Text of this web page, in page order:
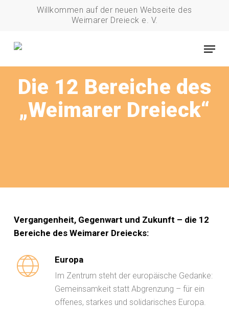
content
Willkommen auf der neuen Webseite des
Weimarer Dreieck e. V.
Menu
Die 12 Bereiche des
„Weimarer Dreieck“
Vergangenheit, Gegenwart und Zukunft – die 12
Bereiche des Weimarer Dreiecks:
Europa
Im Zentrum steht der europäische Gedanke:
Gemeinsamkeit statt Abgrenzung – für ein
offenes, starkes und solidarisches Europa.